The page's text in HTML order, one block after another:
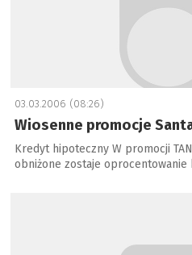
03.03.2006 (08:26)
Wiosenne promocje
Kredyt hipoteczny W promocji
obniżone zostaje